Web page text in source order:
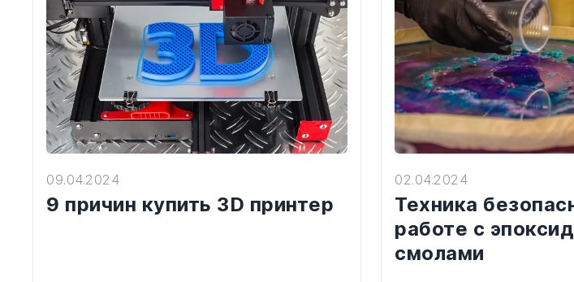
09.04.2024
9 причин купить 3D принтер
02.04.2024
Техника
работе с
смолами